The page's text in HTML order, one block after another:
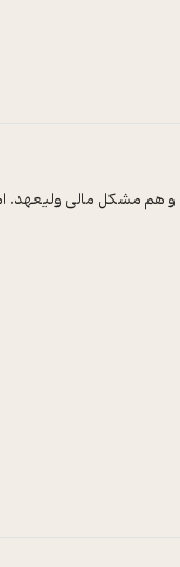
هم مشکل مالی ولیعهد.